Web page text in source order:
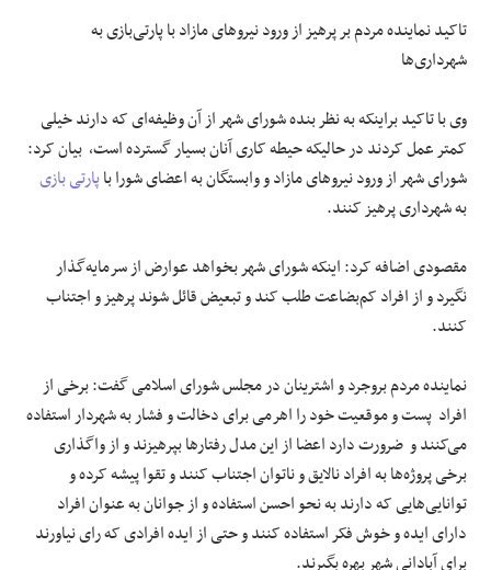
تاکید نماینده مردم بر پرهیز از ورود نیروهای مازاد با پارتی‌بازی به
شهرداری‌ها
وی با تاکید براینکه به نظر بنده شورای شهر از آن وظیفه‌ای که دارند خیلی
کمتر عمل کردند در حالیکه حیطه کاری آنان بسیار گسترده است، بیان کرد:
شورای شهر از ورود نیروهای مازاد و وابستگان به اعضای شورا باپارتی بازی
به شهرداری پرهیز کنند.
مقصودی اضافه کرد: اینکه شورای شهر بخواهد عوارض از سرمایه‌گذار
نگیرد و از افراد کم‌بضاعت طلب کند و تبعیض قائل شوند پرهیز و اجتناب
کنند.
نماینده مردم بروجرد و اشترینان در مجلس شورای اسلامی گفت: برخی از
افراد پست و موقعیت خود را اهرمی برای دخالت و فشار به شهردار استفاده
می‌کنند و ضرورت دارد اعضا از این مدل رفتارها بپرهیزند و از واگذاری
برخی پروژه‌ها به افراد نالایق و ناتوان اجتناب کنند و تقوا پیشه کرده و
توانایی‌هایی که دارند به نحو احسن استفاده و از جوانان به عنوان افراد
دارای ایده و خوش فکر استفاده کنند و حتی از ایده افرادی که رای نیاورند
برای آبادانی شهر بهره بگیرند.